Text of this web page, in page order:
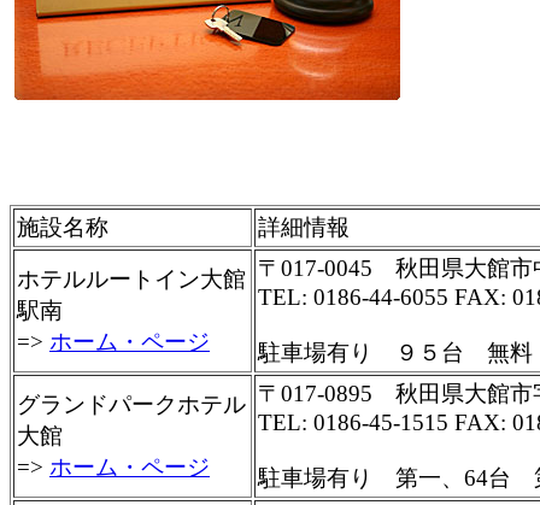
施設名称 詳細情報
ホテルルートイン大館
駅南
=> ホーム・ページ
〒017-0045 秋田県大館市
TEL: 0186-44-6055 FAX:
駐車場有り ９５台 無料
グランドパークホテル
大館
=> ホーム・ページ
〒017-0895 秋田県大館市
TEL: 0186-45-1515 FAX:
駐車場有り 第一、64台